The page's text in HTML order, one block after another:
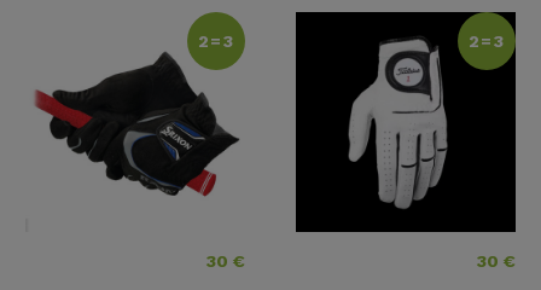
2=3
Prix
30 €
2=3
Prix
30 €